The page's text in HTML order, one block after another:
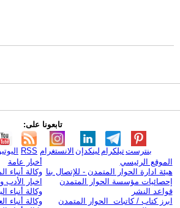
تابعونا على:
RSS الانستغرام لينكدإن تيلكرامبنترست
الموقع الرئيسي
هيئة ادارة الحوار المتمدن - للإتصال بنا
إحصائيات مؤسسة الحوار المتمدن
قواعد النشر
ابرز كتاب / كاتبات الحوار المتمدن
أخبار عامة
وكالة أنباء
اخبار الأدب
وكالة أنباء
وكالة أنباء